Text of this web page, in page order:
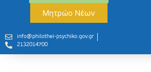
Μητρώο Νέων
info@philothei-psychiko.gov.gr
2132014700